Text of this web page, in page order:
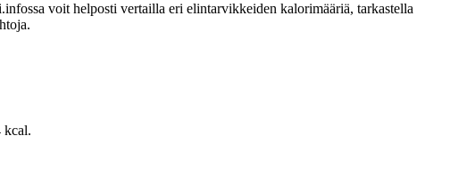
voit helposti vertailla eri elintarvikkeiden kalorimääriä, tarkastella
kcal.